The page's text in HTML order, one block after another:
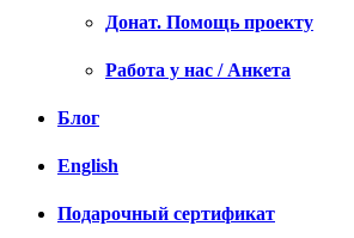
Донат. Помощь проекту
Работа у нас / Анкета
Блог
English
Подарочный сертификат